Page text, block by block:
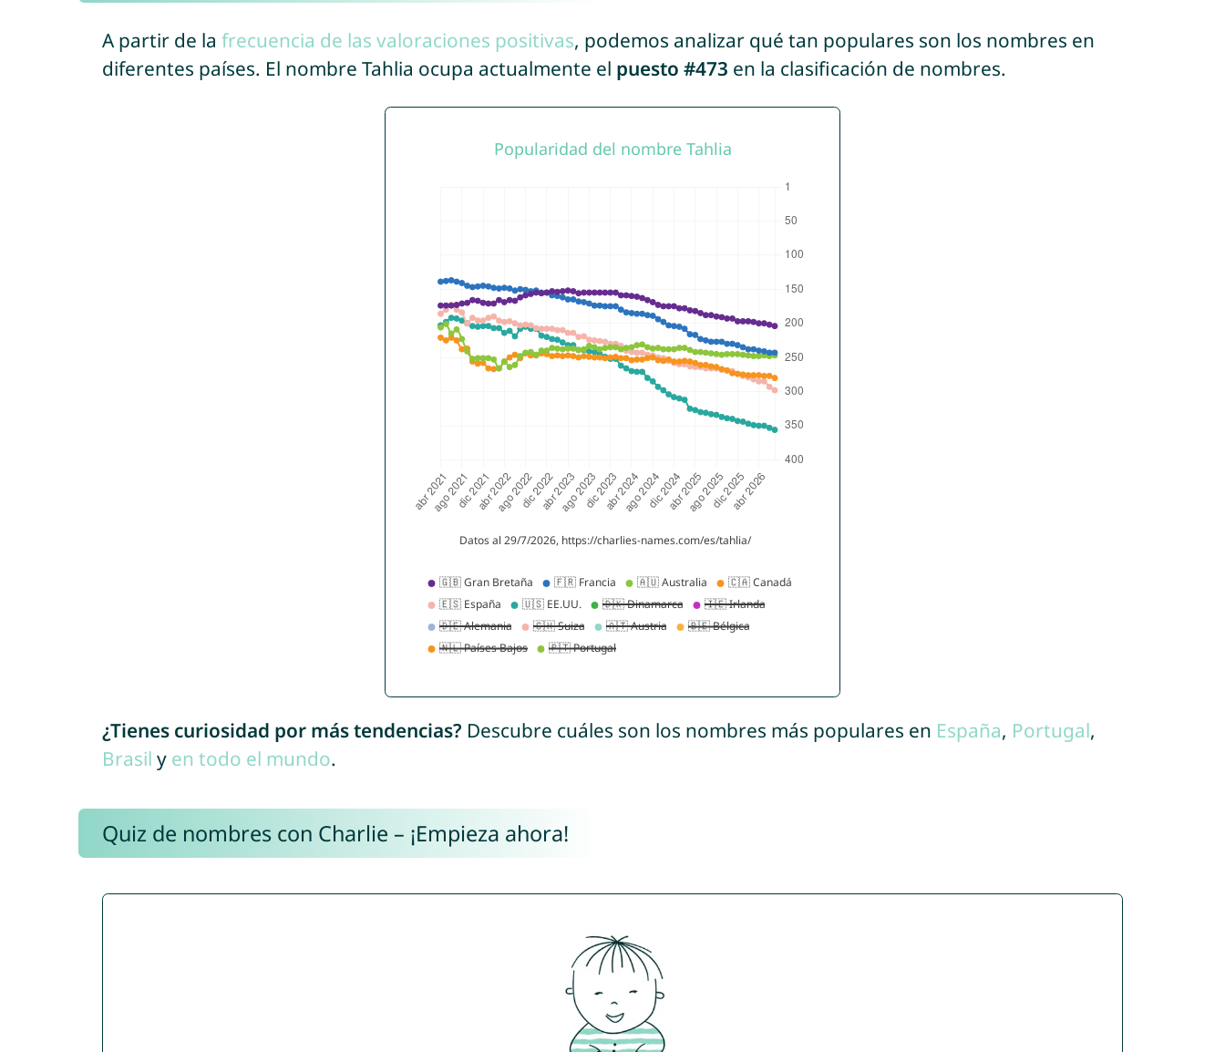
A partir de la frecuencia de las valoraciones positivas, podemos analizar qué tan populares son los nombres en
diferentes países. El nombre Tahlia ocupa actualmente el puesto #473 en la clasificación de nombres.
¿Tienes curiosidad por más tendencias? Descubre cuáles son los nombres más populares en España, Portugal,
Brasil y en todo el mundo.
Quiz de nombres con Charlie – ¡Empieza ahora!